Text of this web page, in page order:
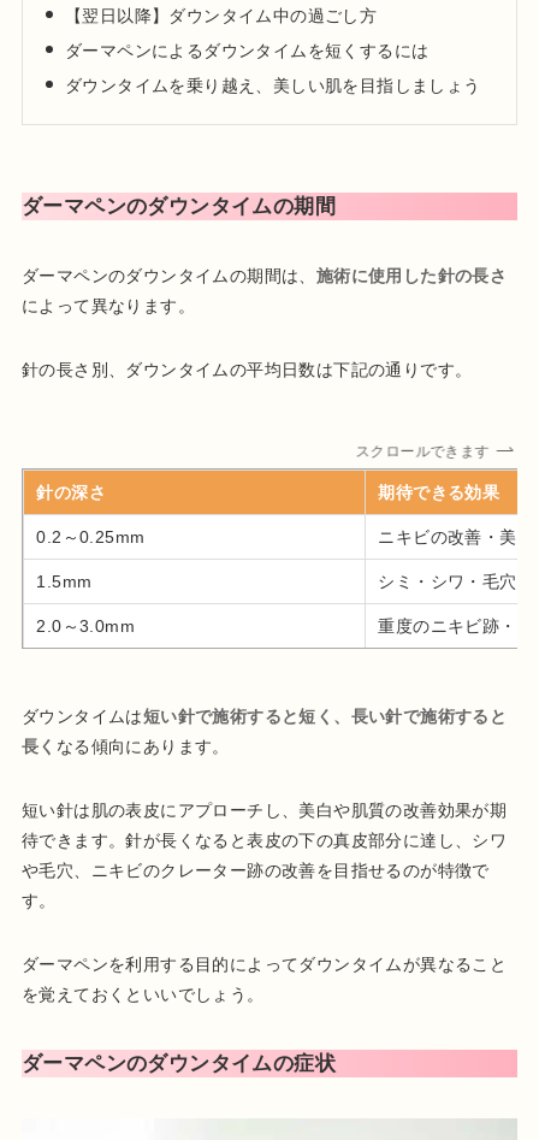
2024年01月 渋谷美容外科クリニック新宿院 院長就任
プロフィール
【翌日以降】ダウンタイム中の過ごし方
ダーマペンによるダウンタイムを短くするには
ダウンタイムを乗り越え、美しい肌を目指しましょう
ダーマペンのダウンタイムの期間
ダーマペンのダウンタイムの期間は、 施術に使用した針の長さ
によって異なります。
針の長さ別、ダウンタイムの平均日数は下記の通りです。
スクロールできます
針の深さ 期待できる効果
0.2～0.25mm ニキビの改善・美白
1.5mm シミ・シワ・毛穴の
2.0～3.0mm 重度のニキビ跡・傷
ダウンタイムは短い針で施術すると短く、長い針で施術すると
長く なる傾向にあります。
短い針は肌の表皮にアプローチし、美白や肌質の改善効果が期
待できます。針が長くなると表皮の下の真皮部分に達し、シワ
や毛穴、ニキビのクレーター跡の改善を目指せるのが特徴で
す。
ダーマペンを利用する目的によってダウンタイムが異なること
を覚えておくといいでしょう。
ダーマペンのダウンタイムの症状